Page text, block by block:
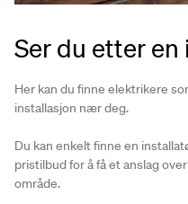
Ser du etter
Her kan du finne elektrikere
installasjon nær deg.
Du kan enkelt finne en
pristilbud for å få et anslag
område.